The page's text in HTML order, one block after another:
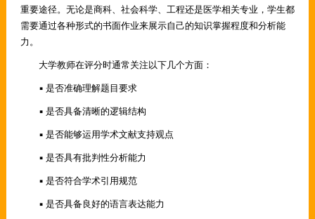
重要途径。无论是商科、社会科学、工程还是医学相关专业，学生都
需要通过各种形式的书面作业来展示自己的知识掌握程度和分析能
力。
大学教师在评分时通常关注以下几个方面：
▪ 是否准确理解题目要求
▪ 是否具备清晰的逻辑结构
▪ 是否能够运用学术文献支持观点
▪ 是否具有批判性分析能力
▪ 是否符合学术引用规范
▪ 是否具备良好的语言表达能力